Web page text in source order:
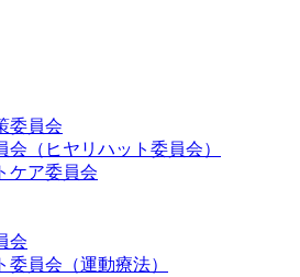
委員会
会（ヒヤリハット委員会）
ケア委員会
会
委員会（運動療法）